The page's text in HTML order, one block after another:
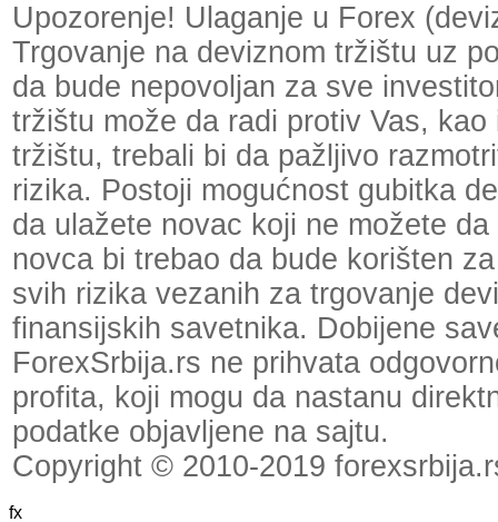
Upozorenje! Ulaganje u Forex
Trgovanje na deviznom tržištu uz
da bude nepovoljan za sve
tržištu može da radi protiv Vas,
tržištu, trebali bi da pažljivo
rizika. Postoji mogućnost gubitka
da ulažete novac koji ne možete
novca bi trebao da bude korišten
svih rizika vezanih za trgovanje
finansijskih savetnika. Dobijene
ForexSrbija.rs ne prihvata
profita, koji mogu da nastanu
podatke objavljene na sajtu.
Copyright © 2010-2019
fx